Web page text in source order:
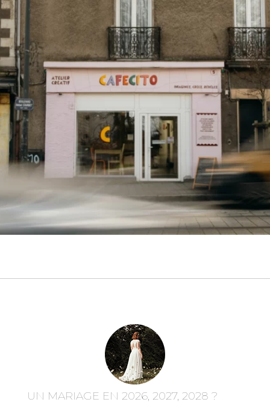
UN MARIAGE EN 2026, 2027, 2028 ?